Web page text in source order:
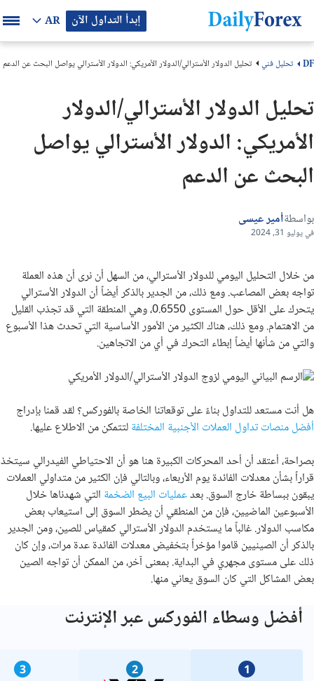
إبدأ التداول الآن AR
DF تحليل فني تحليل الدولار الأسترالي/الدولار الأمريكي: الدولار الأسترالي يواصل البحث عن الدعم
تحليل الدولار الأسترالي/الدولار
الأمريكي: الدولار الأسترالي يواصل
البحث عن الدعم
بواسطةأمير عيسى
في يوليو 31, 2024
من خلال التحليل اليومي للدولار الأسترالي، من السهل أن نرى أن هذه العملة
تواجه بعض المصاعب. ومع ذلك، من الجدير بالذكر أيضاً أن الدولار الأسترالي
يتحرك على الأقل حول المستوى 0.6550، وهي المنطقة التي قد تجذب القليل
من الاهتمام. ومع ذلك، هناك الكثير من الأمور الأساسية التي تحدث هذا الأسبوع
والتي من شأنها أيضاً إبطاء التحرك في أي من الاتجاهين.
هل أنت مستعد للتداول بناءً على توقعاتنا الخاصة بالفوركس؟ لقد قمنا بإدراج
أفضل منصات تداول العملات الأجنبية المختلفةلتتمكن من الاطلاع عليها.
بصراحة، أعتقد أن أحد المحركات الكبيرة هنا هو أن الاحتياطي الفيدرالي سيتخذ
قراراً بشأن معدلات الفائدة يوم الأربعاء، وبالتالي فإن الكثير من متداولي العملات
يبقون ببساطة خارج السوق. بعدعمليات البيع الضخمة التي شهدناها خلال
الأسبوعين الماضيين، فإن من المنطقي أن يضطر السوق إلى استيعاب بعض
مكاسب الدولار. غالباً ما يستخدم الدولار الأسترالي كمقياس للصين، ومن الجدير
بالذكر أن الصينيين قاموا مؤخراً بتخفيض معدلات الفائدة عدة مرات، وإن كان
ذلك على مستوى مجهري في البداية. بمعنى آخر، من الممكن أن تواجه الصين
بعض المشاكل التي كان السوق يعاني منها.
أفضل وسطاء الفوركس عبر الإنترنت
1
2
3